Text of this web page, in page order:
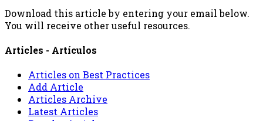
Download this article by entering your email below.
You will receive other useful resources.
Articles - Artículos
Articles on Best Practices
Add Article
Articles Archive
Latest Articles